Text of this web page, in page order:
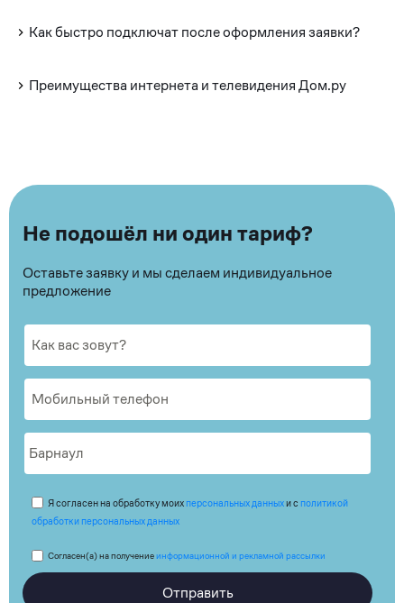
Как быстро подключат после оформления заявки?
Преимущества интернета и телевидения Дом.ру
Не подошёл ни один тариф?
Оставьте заявку и мы сделаем индивидуальное
предложение
Я согласен на обработку моих персональных данныхи с политикой
обработки персональных данных
Согласен(а) на получениеинформационной и рекламной рассылки
Отправить